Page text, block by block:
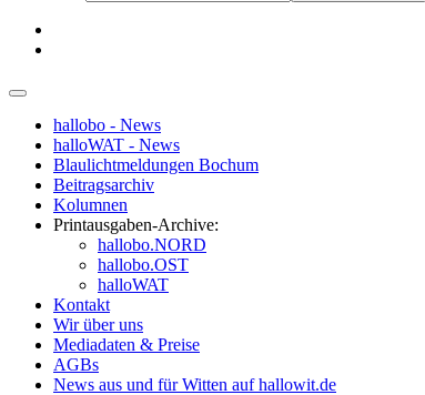
hallobo - News
halloWAT - News
Blaulichtmeldungen Bochum
Beitragsarchiv
Kolumnen
Printausgaben-Archive:
hallobo.NORD
hallobo.OST
halloWAT
Kontakt
Wir über uns
Mediadaten & Preise
AGBs
News aus und für Witten auf hallowit.de